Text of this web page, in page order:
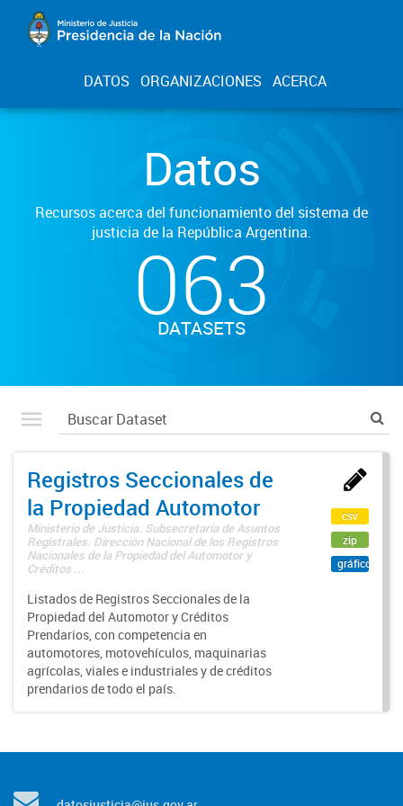
DATOS ORGANIZACIONES ACERCA
Datos
Recursos acerca del funcionamiento del sistema de
justicia de la República Argentina.
063
DATASETS
Registros Seccionales de
la Propiedad Automotor
Ministerio de Justicia. Subsecretaría de Asuntos
Registrales. Dirección Nacional de los Registros
Nacionales de la Propiedad del Automotor y
Créditos ...
Listados de Registros Seccionales de la
Propiedad del Automotor y Créditos
Prendarios, con competencia en
automotores, motovehículos, maquinarias
agrícolas, viales e industriales y de créditos
prendarios de todo el país.
csv
zip
gráfico